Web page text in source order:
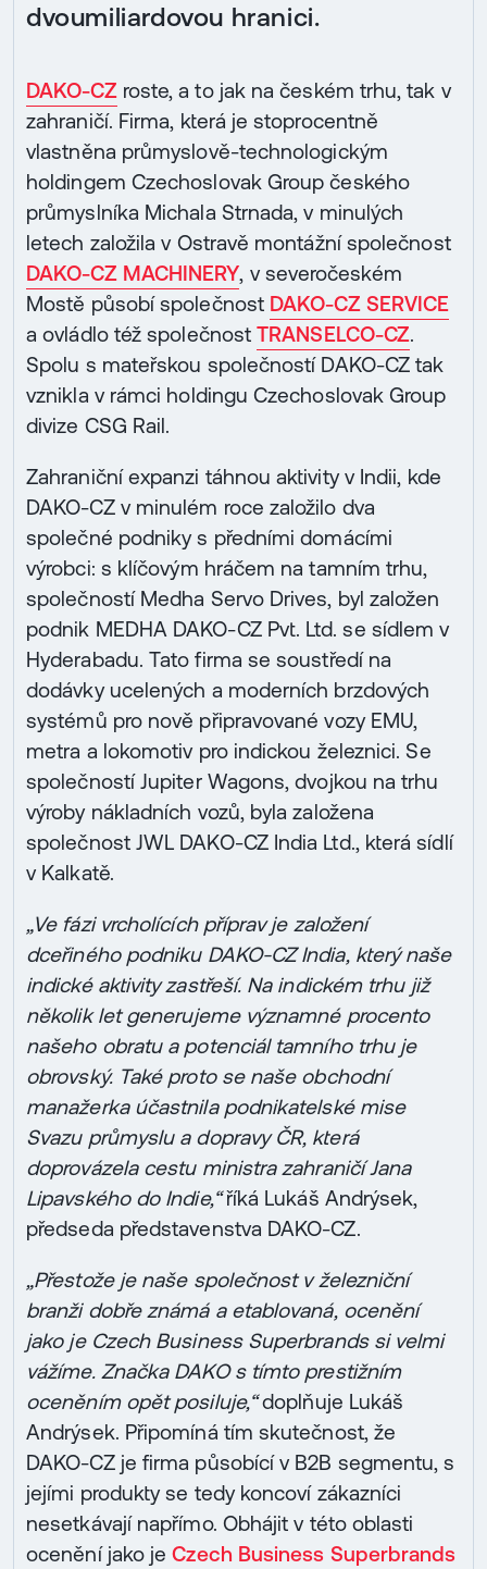
dvoumiliardovou hranici.
DAKO-CZroste, a to jak na českém trhu, tak v
zahraničí. Firma, která je stoprocentně
vlastněna průmyslově-technologickým
holdingem Czechoslovak Group českého
průmyslníka Michala Strnada, v minulých
letech založila v Ostravě montážní společnost
DAKO-CZ MACHINERY, v severočeském
Mostě působí společnost DAKO-CZ SERVICE
a ovládlo též společnostTRANSELCO-CZ.
Spolu s mateřskou společností DAKO-CZ tak
vznikla v rámci holdingu Czechoslovak Group
divize CSG Rail.
Zahraniční expanzi táhnou aktivity v Indii, kde
DAKO-CZ v minulém roce založilo dva
společné podniky s předními domácími
výrobci: s klíčovým hráčem na tamním trhu,
společností Medha Servo Drives, byl založen
podnik MEDHA DAKO-CZ Pvt. Ltd. se sídlem v
Hyderabadu. Tato firma se soustředí na
dodávky ucelených a moderních brzdových
systémů pro nově připravované vozy EMU,
metra a lokomotiv pro indickou železnici. Se
společností Jupiter Wagons, dvojkou na trhu
výroby nákladních vozů, byla založena
společnost JWL DAKO-CZ India Ltd., která sídlí
v Kalkatě.
„Ve fázi vrcholících příprav je založení
dceřiného podniku DAKO-CZ India, který naše
indické aktivity zastřeší. Na indickém trhu již
několik let generujeme významné procento
našeho obratu a potenciál tamního trhu je
obrovský. Také proto se naše obchodní
manažerka účastnila podnikatelské mise
Svazu průmyslu a dopravy ČR, která
doprovázela cestu ministra zahraničí Jana
Lipavského do Indie,“říká Lukáš Andrýsek,
předseda představenstva DAKO-CZ.
„Přestože je naše společnost v železniční
branži dobře známá a etablovaná, ocenění
jako je Czech Business Superbrands si velmi
vážíme. Značka DAKO s tímto prestižním
oceněním opět posiluje,“doplňuje Lukáš
Andrýsek. Připomíná tím skutečnost, že
DAKO-CZ je firma působící v B2B segmentu, s
jejími produkty se tedy koncoví zákazníci
nesetkávají napřímo. Obhájit v této oblasti
ocenění jako jeCzech Business Superbrands